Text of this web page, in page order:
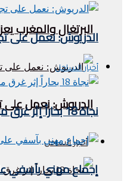
البرتغال والمغرب
الدريوش: نعمل على
أخبار الساحل
الدريوش: نعمل على
أخبار الساحل
نجاة 18 بحاراً إثر غرق مركب صيد قبالة سواحل الداخلة
إجماع مهني بآسفي